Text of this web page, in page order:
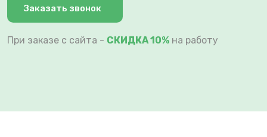
Заказать звонок
При заказе с сайта - СКИДКА 10% на работу